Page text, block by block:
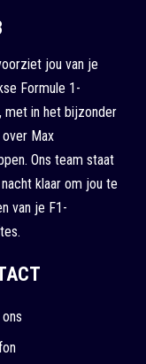
jou van je
Formule 1-
met in het bijzonder
Max
Ons team staat
klaar om jou te
van je F1-